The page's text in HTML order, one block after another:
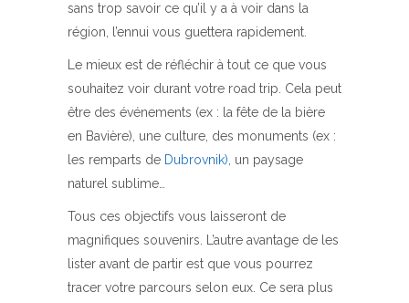
sans trop savoir ce qu’il y a à voir dans la
région, l’ennui vous guettera rapidement.
Le mieux est de réfléchir à tout ce que vous
souhaitez voir durant votre road trip. Cela peut
être des événements (ex : la fête de la bière
en Bavière), une culture, des monuments (ex :
les remparts de Dubrovnik), un paysage
naturel sublime…
Tous ces objectifs vous laisseront de
magnifiques souvenirs. L’autre avantage de les
lister avant de partir est que vous pourrez
tracer votre parcours selon eux. Ce sera plus